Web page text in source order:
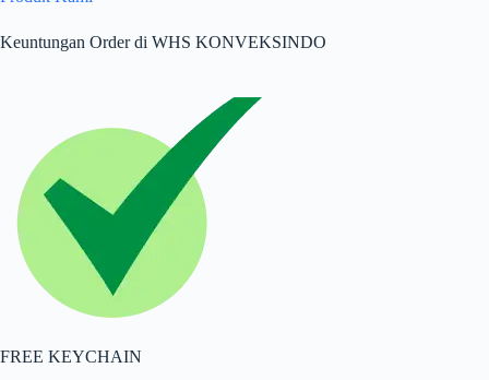
Keuntungan Order di WHS KONVEKSINDO
FREE KEYCHAIN